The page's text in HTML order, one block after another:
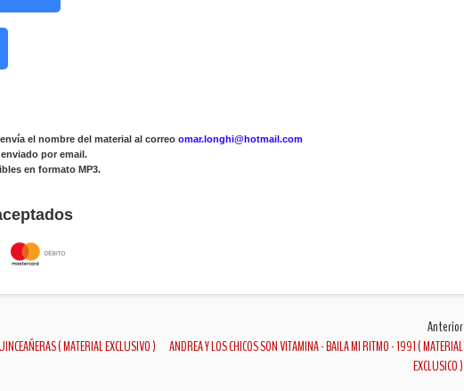
el nombre del material al correo omar.longhi@hotmail.com
enviado por email.
en formato MP3.
( MATERIAL EXCLUSIVO )
Anterior
ANDREA Y LOS CHICOS SON VITAMINA - BAILA MI RITMO - 1991 ( MATERIAL
EXCLUSICO )